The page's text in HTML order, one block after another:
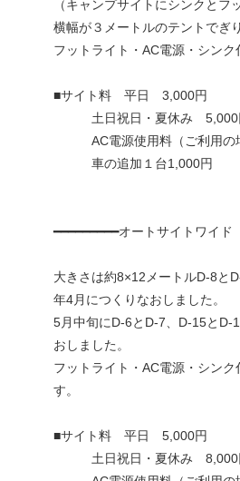
（キャンプサイトにシンクとフ
横幅が３メートルのテントでぎ
フットライト・AC電源・シンク
■サイト料 平日 3,000円
土日祝日・夏休み 5,000
AC電源使用料（ご利用の
車の追加１台1,000円
━━━━━━━━━オートサイトワ
大きさは約8×12メートルD-8と
年4月につくりなおしました。
5月中旬にD-6とD-7、D-15とD-
おしました。
フットライト・AC電源・シン
す。
■サイト料 平日 5,000円
土日祝日・夏休み 8,000